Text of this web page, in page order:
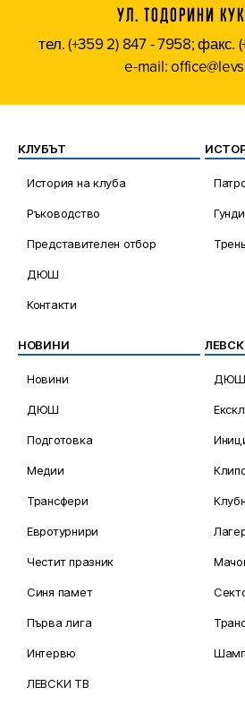
УЛ. ТОДОРИНИ
тел. (+359 2) 847 - 7958; факс.
e-mail:
КЛУБЪТ
История на клуба
Ръководство
Представителен отбор
ДЮШ
Контакти
Гунди
НОВИНИ
Новини
ДЮШ
Подготовка
Медии
Трансфери
Евротурнири
Честит празник
Синя памет
Първа лига
Интервю
ЛЕВСКИ ТВ
ДЮШ